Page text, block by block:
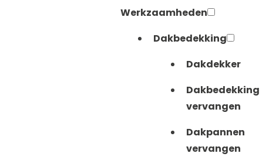
Werkzaamheden
Dakbedekking
Dakdekker
Dakbedekking
vervangen
Dakpannen
vervangen